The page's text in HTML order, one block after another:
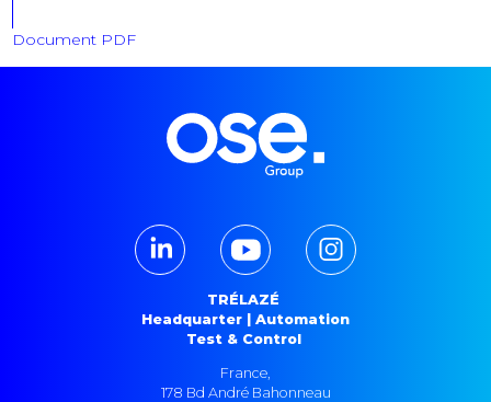
Document PDF
TRÉLAZÉ
Headquarter | Automation
Test & Control
France,
178 Bd André Bahonneau